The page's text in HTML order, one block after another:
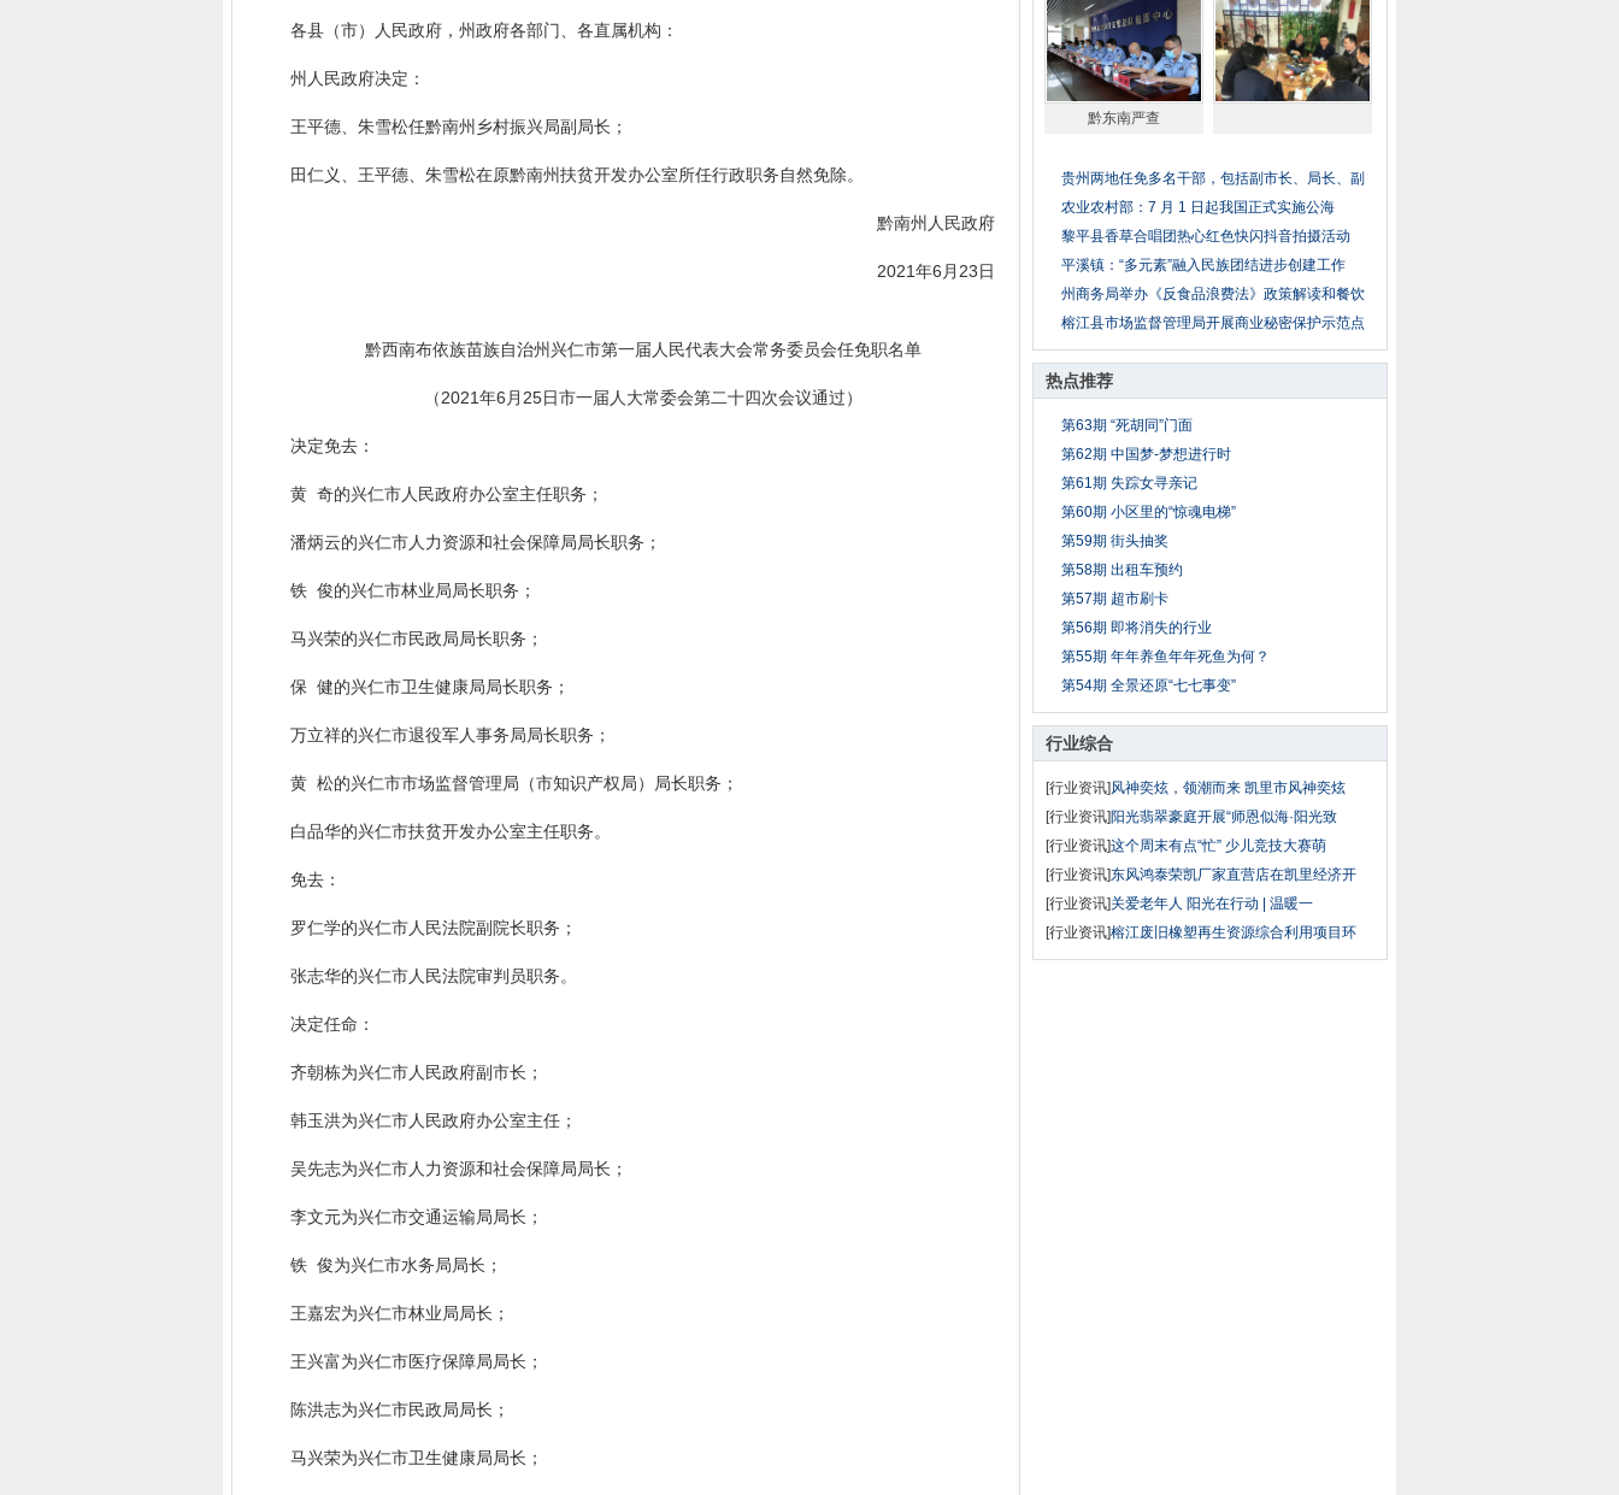
黔东南严查
贵州两地任免多名干部，包括副市长、局长、副
农业农村部：7 月 1 日起我国正式实施公海
黎平县香草合唱团热心红色快闪抖音拍摄活动
平溪镇：“多元素”融入民族团结进步创建工作
州商务局举办《反食品浪费法》政策解读和餐饮
榕江县市场监督管理局开展商业秘密保护示范点
热点推荐
第63期 “死胡同”门面
第62期 中国梦-梦想进行时
第61期 失踪女寻亲记
第60期 小区里的“惊魂电梯”
第59期 街头抽奖
第58期 出租车预约
第57期 超市刷卡
第56期 即将消失的行业
第55期 年年养鱼年年死鱼为何？
第54期 全景还原“七七事变”
行业综合
[行业资讯]风神奕炫，领潮而来 凯里市风神奕炫
[行业资讯]阳光翡翠豪庭开展“师恩似海·阳光致
[行业资讯]这个周末有点“忙” 少儿竞技大赛萌
[行业资讯]东风鸿泰荣凯厂家直营店在凯里经济开
[行业资讯]关爱老年人 阳光在行动 | 温暖一
[行业资讯]榕江废旧橡塑再生资源综合利用项目环
各县（市）人民政府，州政府各部门、各直属机构：
州人民政府决定：
王平德、朱雪松任黔南州乡村振兴局副局长；
田仁义、王平德、朱雪松在原黔南州扶贫开发办公室所任行政职务自然免除。
黔南州人民政府
2021年6月23日
黔西南布依族苗族自治州兴仁市第一届人民代表大会常务委员会任免职名单
（2021年6月25日市一届人大常委会第二十四次会议通过）
决定免去：
黄 奇的兴仁市人民政府办公室主任职务；
潘炳云的兴仁市人力资源和社会保障局局长职务；
铁 俊的兴仁市林业局局长职务；
马兴荣的兴仁市民政局局长职务；
保 健的兴仁市卫生健康局局长职务；
万立祥的兴仁市退役军人事务局局长职务；
黄 松的兴仁市市场监督管理局（市知识产权局）局长职务；
白品华的兴仁市扶贫开发办公室主任职务。
免去：
罗仁学的兴仁市人民法院副院长职务；
张志华的兴仁市人民法院审判员职务。
决定任命：
齐朝栋为兴仁市人民政府副市长；
韩玉洪为兴仁市人民政府办公室主任；
吴先志为兴仁市人力资源和社会保障局局长；
李文元为兴仁市交通运输局局长；
铁 俊为兴仁市水务局局长；
王嘉宏为兴仁市林业局局长；
王兴富为兴仁市医疗保障局局长；
陈洪志为兴仁市民政局局长；
马兴荣为兴仁市卫生健康局局长；